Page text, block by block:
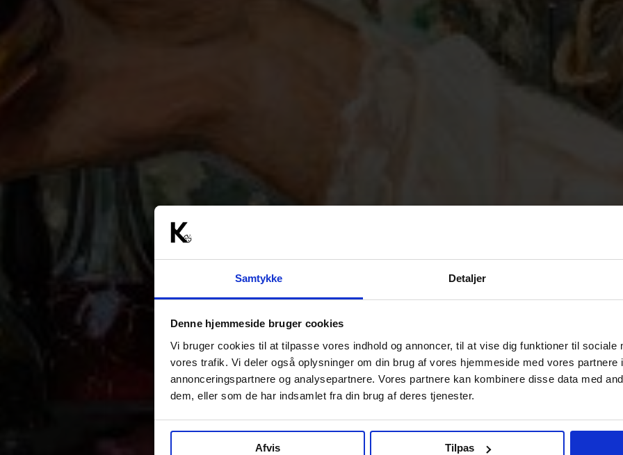
Samtykke Detaljer
Denne hjemmeside bruger cookies
Vi bruger cookies til at tilpasse vores indhold og annoncer, til at vise dig funktioner til sociale
vores trafik. Vi deler også oplysninger om din brug af vores hjemmeside med vores partnere
annonceringspartnere og analysepartnere. Vores partnere kan kombinere disse data med
dem, eller som de har indsamlet fra din brug af deres tjenester.
Afvis Tilpas